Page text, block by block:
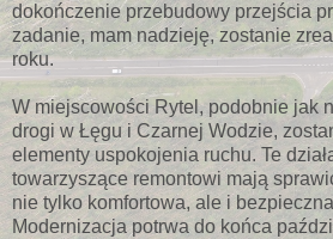
dokończenie przebudowy przejścia
zadanie, mam nadzieję, zostanie
roku.
W miejscowości Rytel, podobnie jak
drogi w Łęgu i Czarnej Wodzie,
elementy uspokojenia ruchu. Te
towarzyszące remontowi mają
nie tylko komfortowa, ale i
Modernizacja potrwa do końca